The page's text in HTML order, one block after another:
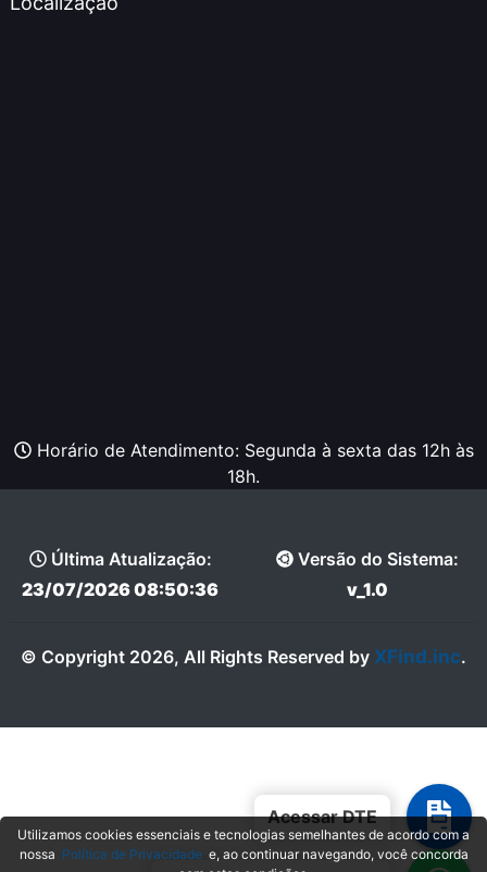
Acessar DTE
Horário de Atendimento: Segunda à sexta das 12h às
18h.
Última Atualização:
23/07/2026 08:50:36
Versão do Sistema:
v_1.0
© Copyright 2026, All Rights Reserved by XFind.inc.
Utilizamos cookies essenciais e tecnologias semelhantes de acordo com a
nossa Política de Privacidadee, ao continuar navegando, você concorda